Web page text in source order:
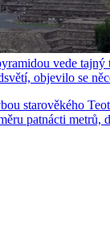
vede
objevilo se
starověkého
patnácti metrů,